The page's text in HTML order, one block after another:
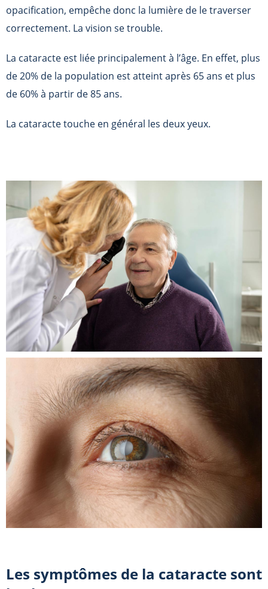
opacification, empêche donc la lumière de le traverser
correctement. La vision se trouble.
La cataracte est liée principalement à l’âge. En effet, plus
de 20% de la population est atteint après 65 ans et plus
de 60% à partir de 85 ans.
La cataracte touche en général les deux yeux.
Les symptômes de la cataracte sont